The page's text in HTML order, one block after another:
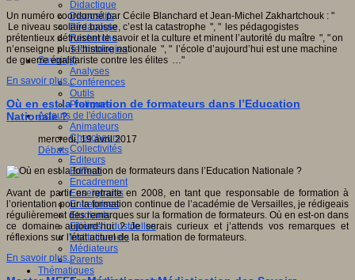
Didactique
Dispositifs
Pédagogie
Recherche
Technologies
Savoir(s)
Analyses
Conférences
Outils
Pratiques
Acteurs de l'éducation
Animateurs
Chercheurs
Collectivités
Editeurs
EdTech
Encadrement
Enseignants
Entreprises
Etudiants
Filières industrielles
Institutionnels
Médiateurs
Parents
Thématiques
Un numéro coordonné par Cécile Blanchard et Jean-Michel Zakhartchouk : "
Le niveau scolaire baisse, c’est la catastrophe ", " les pédagogistes
prétentieux détruisent le savoir et la culture et minent l’autorité du maître ", " on
n’enseigne plus l’histoire nationale ", " l’école d’aujourd’hui est une machine
de guerre égalitariste contre les élites …"
En savoir plus...
Où en est la formation de formateurs dans l’Education
Nationale ?
mercredi, 19 avril 2017
Débats
Avant de partir en retraite en 2008, en tant que responsable de formation à
l’orientation pour la formation continue de l’académie de Versailles, je rédigeais
régulièrement des remarques sur la formation de formateurs. Où en est-on dans
ce domaine aujourd’hui ? Je serais curieux et j’attends vos remarques et
réflexions sur l’état actuel de la formation de formateurs.
En savoir plus...